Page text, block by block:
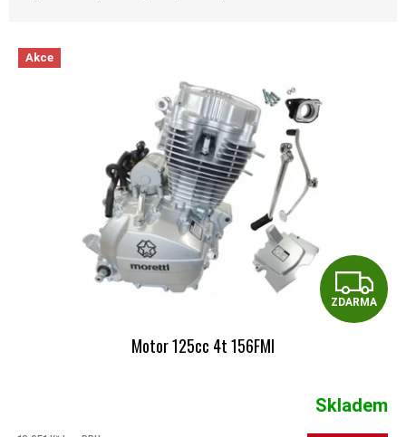
VÝPIS PRODUKTŮ
Akce
ZDARMA
Motor 125cc 4t 156FMI
Skladem